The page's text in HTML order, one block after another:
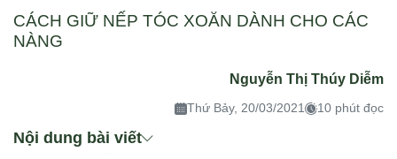
CÁCH GIỮ NẾP TÓC XOĂN DÀNH CHO CÁC
NÀNG
Nguyễn Thị Thúy Diễm
Thứ Bảy, 20/03/2021 10 phút đọc
Nội dung bài viết